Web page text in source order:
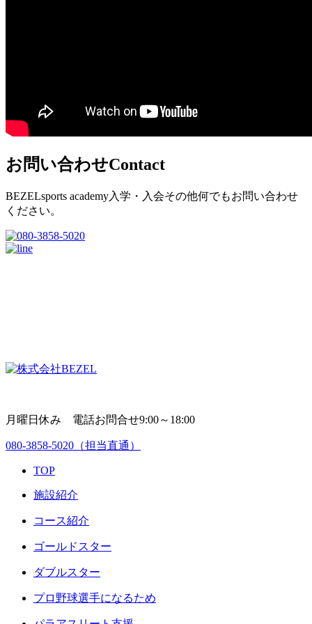
お問い合わせContact
BEZELsports academy入学・入会その他何でもお問い合わせ
ください。
月曜日休み 電話お問合せ9:00～18:00
080-3858-5020 （担当直通）
TOP
施設紹介
コース紹介
ゴールドスター
ダブルスター
プロ野球選手になるため